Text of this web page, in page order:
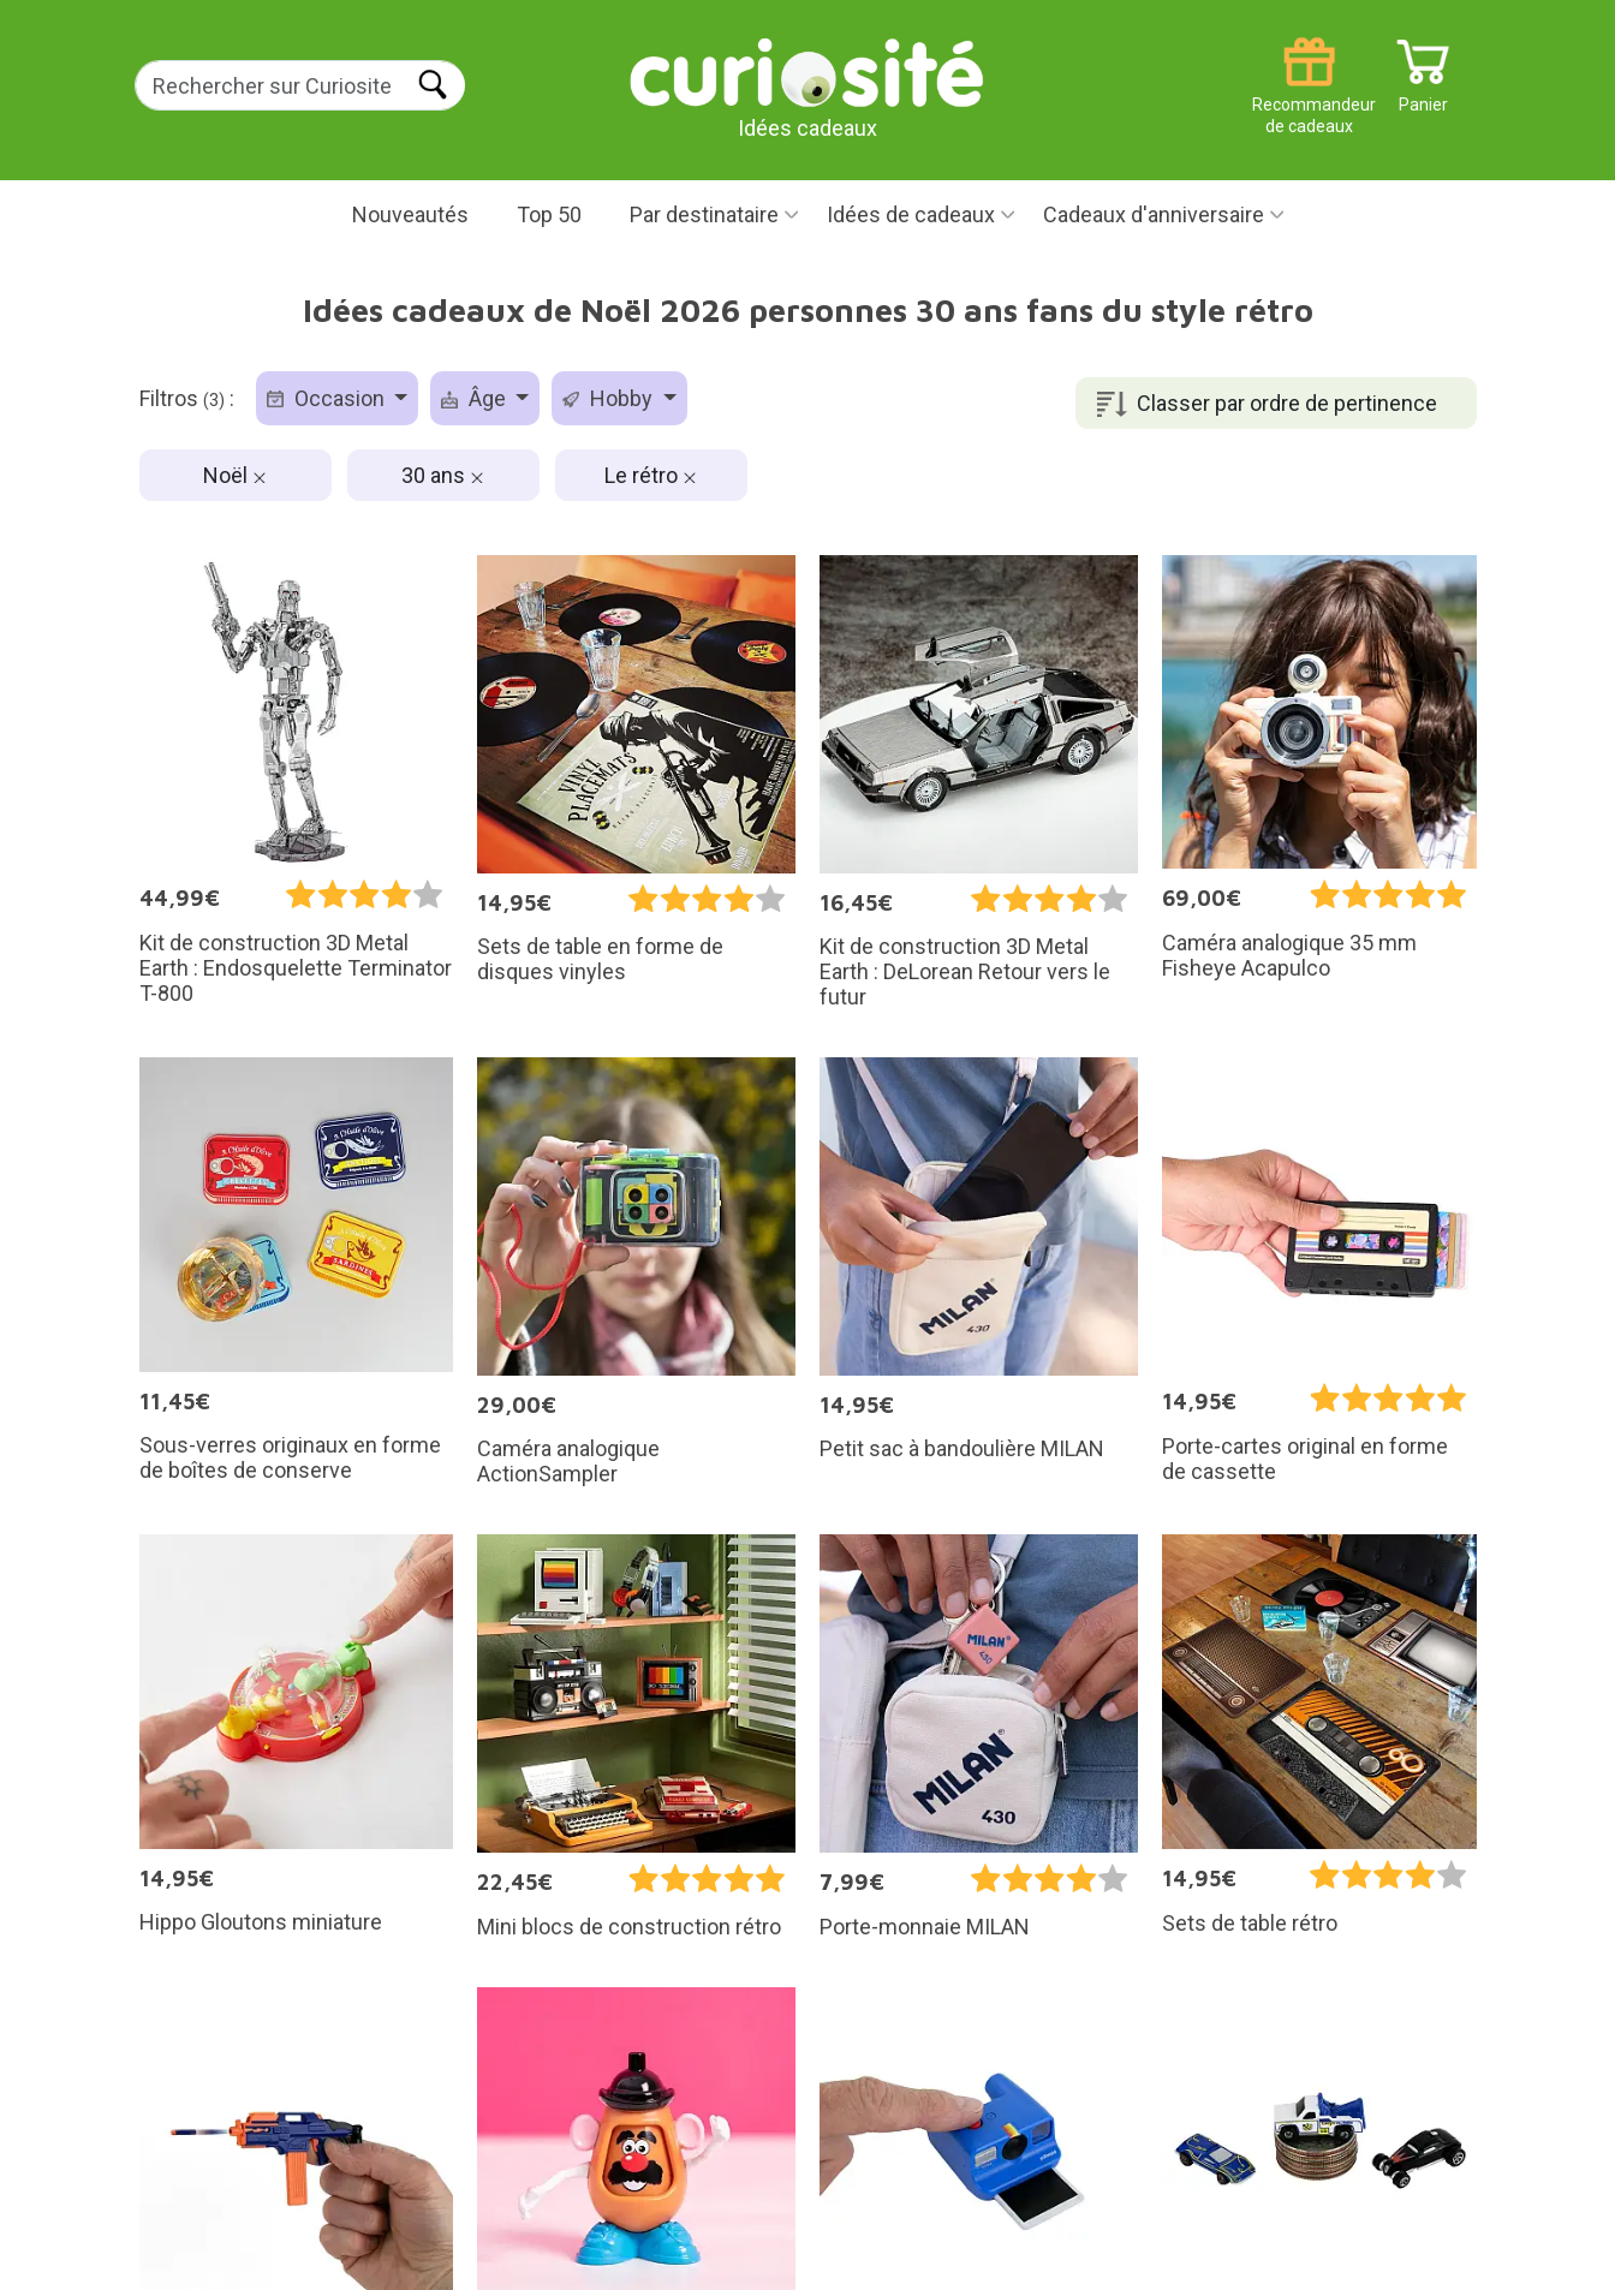
Idées cadeaux
Panier
Recommandeur
de cadeaux
Nouveautés Top 50 Par destinataire Idées de cadeaux Cadeaux d'anniversaire
Idées cadeaux de Noël 2026 personnes 30 ans fans du style rétro
Classer par ordre de pertinence
Filtros (3) : Occasion Âge Hobby
Noël 30 ans Le rétro
44,99€
Kit de construction 3D Metal
Earth : Endosquelette Terminator
T-800
14,95€
Sets de table en forme de
disques vinyles
16,45€
Kit de construction 3D Metal
Earth : DeLorean Retour vers le
futur
69,00€
Caméra analogique 35 mm
Fisheye Acapulco
11,45€
Sous-verres originaux en forme
de boîtes de conserve
29,00€
Caméra analogique
ActionSampler
14,95€
Petit sac à bandoulière MILAN
14,95€
Porte-cartes original en forme
de cassette
14,95€
Hippo Gloutons miniature
22,45€
Mini blocs de construction rétro
7,99€
Porte-monnaie MILAN
14,95€
Sets de table rétro